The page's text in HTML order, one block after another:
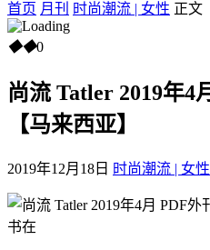
首页 月刊 时尚潮流 | 女性 正文
◆◆0
尚流 Tatler 2019年4
【马来西亚】
2019年12月18日 时尚潮流 | 女性